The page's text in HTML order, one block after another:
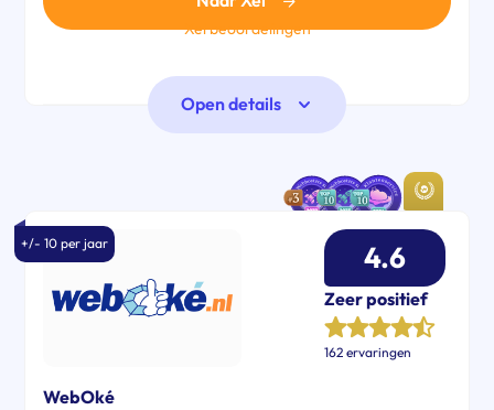
Xel beoordelingen
Open details
+/- 10 per jaar
WebOké
Zeer positief
162 ervaringen
4.6